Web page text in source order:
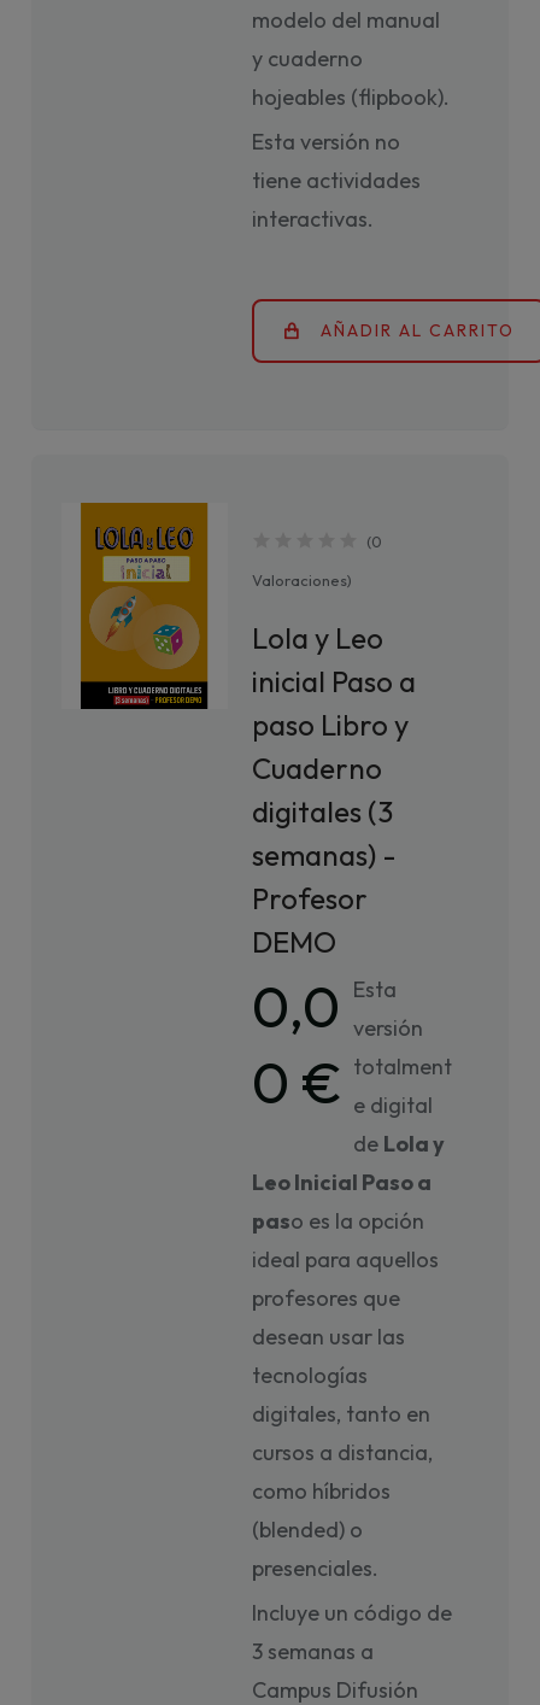
modelo del manual
y cuaderno
hojeables (flipbook).
Esta versión no
tiene actividades
interactivas.
AÑADIR AL CARRITO
(0
Valoraciones)
Lola y Leo
inicial Paso a
paso Libro y
Cuaderno
digitales (3
semanas) -
Profesor
DEMO
0,0
0 €
Esta
versión
totalment
e digital
de Lola y
Leo Inicial Paso a
paso es la opción
ideal para aquellos
profesores que
desean usar las
tecnologías
digitales, tanto en
cursos a distancia,
como híbridos
(blended) o
presenciales.
Incluye un código de
3 semanas a
Campus Difusión